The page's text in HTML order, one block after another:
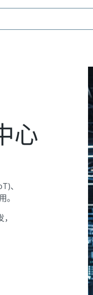
心
、
。